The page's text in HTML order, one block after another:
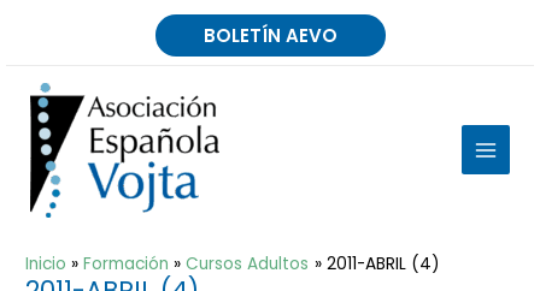
BOLETÍN AEVO
MAIN
Inicio Formación Cursos Adultos 2011-ABRIL (4)